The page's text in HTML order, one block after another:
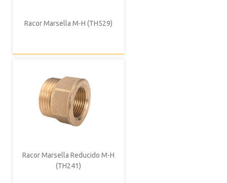
Racor Marsella M-H (TH529)
Racor Marsella Reducido M-H
(TH241)